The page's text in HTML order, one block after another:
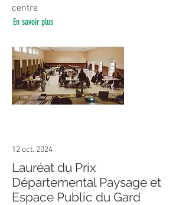
centre
En savoir plus
12 oct. 2024
Lauréat du Prix
Départemental Paysage et
Espace Public du Gard